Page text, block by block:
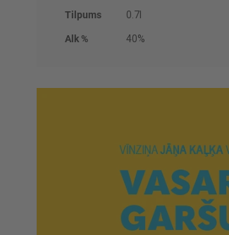
Tilpums 0.7l
Alk % 40%